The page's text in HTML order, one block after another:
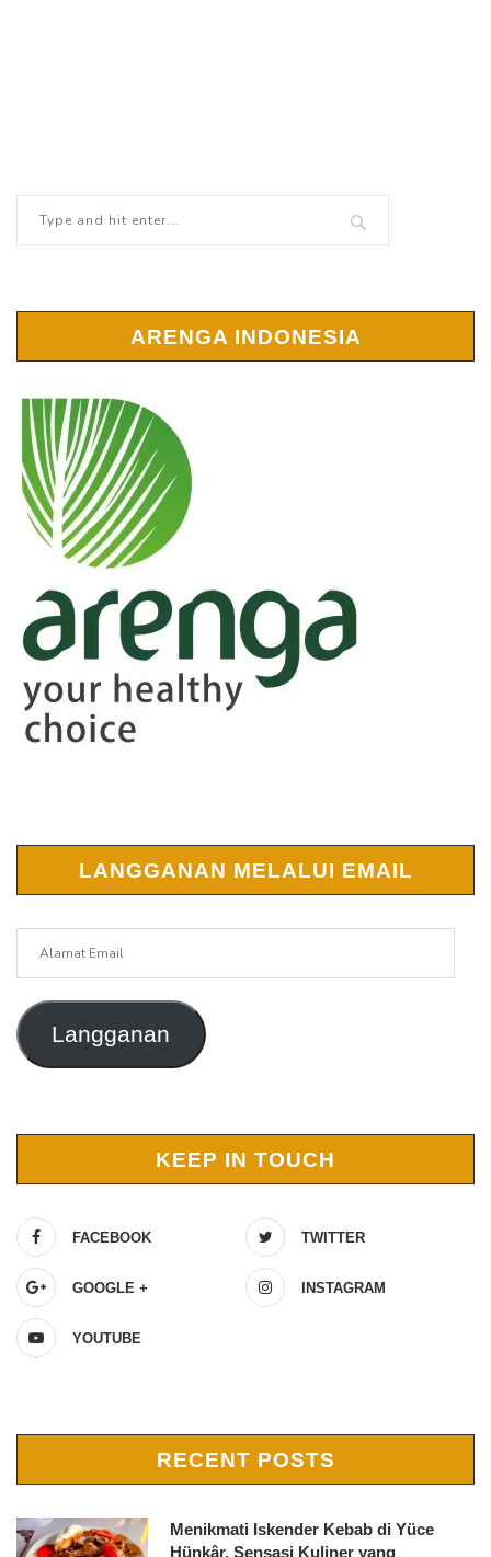
ARENGA INDONESIA
LANGGANAN MELALUI EMAIL
Langganan
KEEP IN TOUCH
FACEBOOK TWITTER
GOOGLE + INSTAGRAM
YOUTUBE
RECENT POSTS
Menikmati Iskender Kebab di Yüce
Hünkâr, Sensasi Kuliner yang